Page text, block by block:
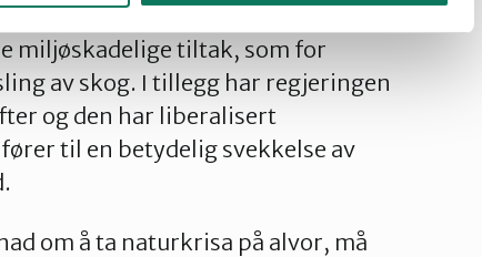
direktorat og kommuner. Det
miljøskadelige tiltak, som for
av skog. I tillegg har regjeringen
og den har liberalisert
til en betydelig svekkelse av
om å ta naturkrisa på alvor, må